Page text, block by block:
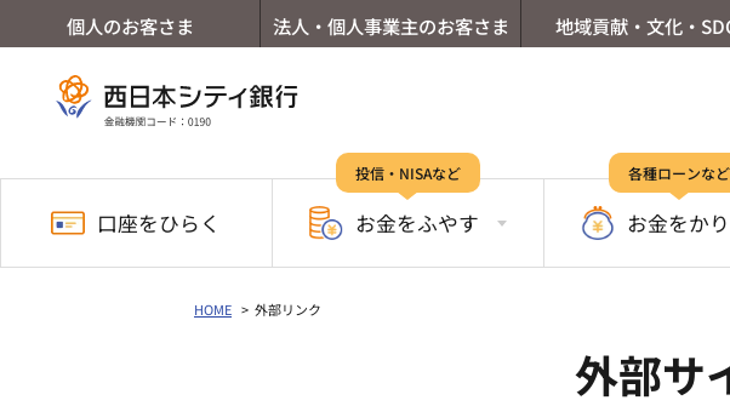
個人のお客さま 法人・個人事業主のお客さま 地域貢献・文化・
口座をひらく
投信・NISAなど
お金をふやす
各種ローンなど
お金をか
HOME 外部リンク
外部サ